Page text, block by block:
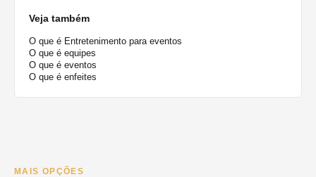
Veja também
O que é Entretenimento para eventos
O que é equipes
O que é eventos
O que é enfeites
MAIS OPÇÕES